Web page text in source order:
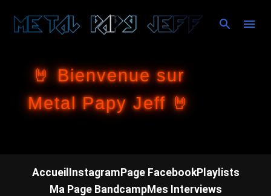
Accéder au contenu principal
🤘 Bienvenue sur
Metal Papy Jeff 🤘
Accueil InstagramPage FacebookPlaylists
Ma Page BandcampMes Interviews